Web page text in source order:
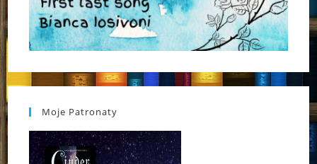
Moje Patronaty